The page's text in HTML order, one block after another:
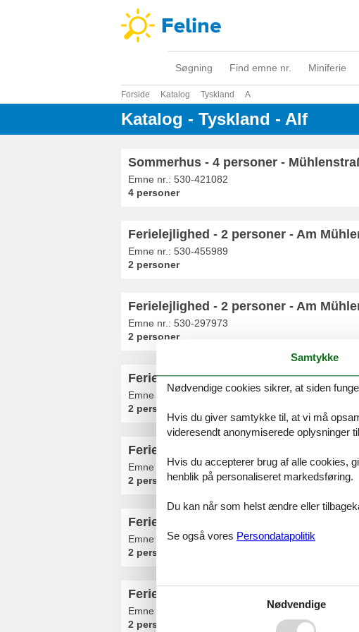
Søgning Find emne nr. Miniferie
Forside Katalog Tyskland A
Katalog - Tyskland - Alf
Sommerhus - 4 personer -
Emne nr.: 530-421082
4 personer
Ferielejlighed - 2 personer - Am
Emne nr.: 530-455989
2 personer
Ferielejlighed - 2 personer - Am
Emne nr.: 530-297973
2 personer
Ferielejlighed - 2 personer - 56859 - Alf
Emne nr.:305-DE5576.608.1
2 personer
Ferielejlighed - 2 personer - Am
Emne nr.:530-135691
2 personer
Ferielejlighed - 2 personer - 56859 - Alf
Emne nr.:305-DE5576.611.1
2 personer
Ferielejlighed - 2 personer - 56859 - Alf
Emne nr.:
2 personer
Samtykke
Nødvendige cookies sikrer, at siden
Hvis du giver samtykke til, at vi må
videresendt anonymiserede oplysninger
Hvis du accepterer brug af alle cookies,
henblik på personaliseret markedsføring.
Du kan når som helst ændre eller
Se også vores Persondatapolitik
Nødvendige